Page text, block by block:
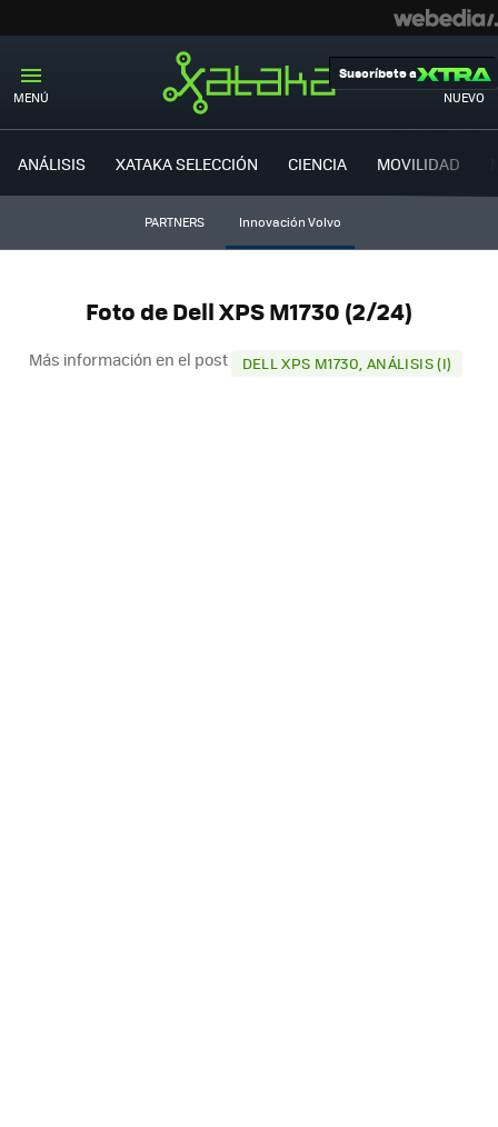
MENÚ NUEVO
Suscríbete a
ANÁLISIS XATAKA SELECCIÓN CIENCIA MOVILIDAD
PARTNERS Innovación Volvo
Foto de Dell XPS M1730 (2/24)
Más información en el post DELL XPS M1730, ANÁLISIS (I)